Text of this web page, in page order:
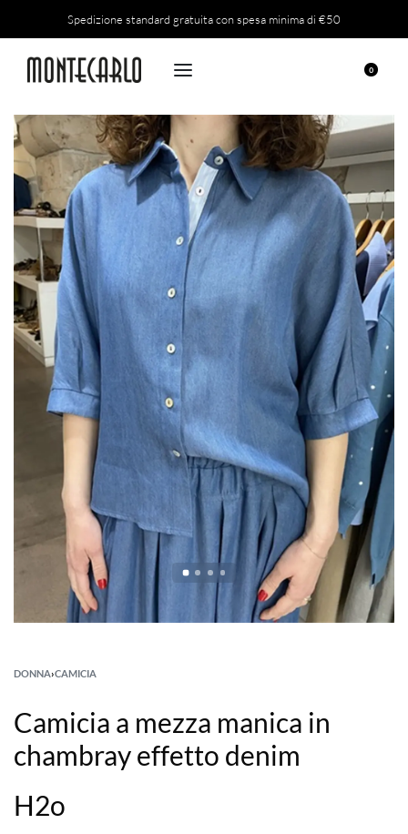
Spedizione standard gratuita con spesa minima di €50
0
DONNA›CAMICIA
Camicia a mezza manica in
chambray effetto denim
H2o